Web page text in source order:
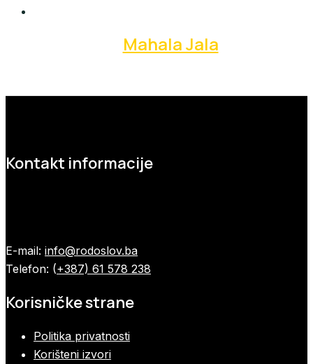
Mahala Jala
Kontakt informacije
E-mail: info@rodoslov.ba
Telefon: (+387) 61 578 238
Korisničke strane
Politika privatnosti
Korišteni izvori